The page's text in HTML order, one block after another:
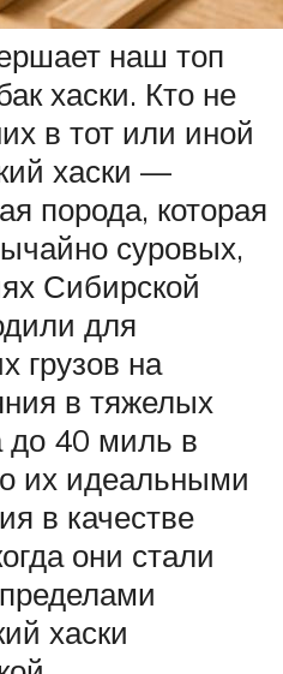
наш топ
хаски. Кто не
в тот или иной
хаски —
порода, которая
суровых,
Сибирской
для
грузов на
в тяжелых
до 40 миль в
их идеальными
в качестве
они стали
хаски